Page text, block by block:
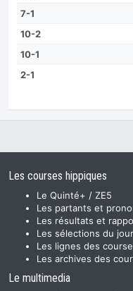
7-1
10-2
10-1
2-1
Les courses hippiques
Le Quinté+ / ZE5
Les partants et
Les résultats et
Les sélections du jour
Les lignes des
Les archives des
Le multimedia